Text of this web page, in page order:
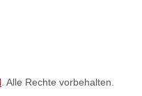
. Alle Rechte vorbehalten.